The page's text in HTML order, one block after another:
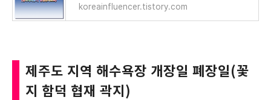
koreainfluencer.tistory.com
제주도 지역 해수욕장 개장일 폐장일(꽃
지 함덕 협재 곽지)